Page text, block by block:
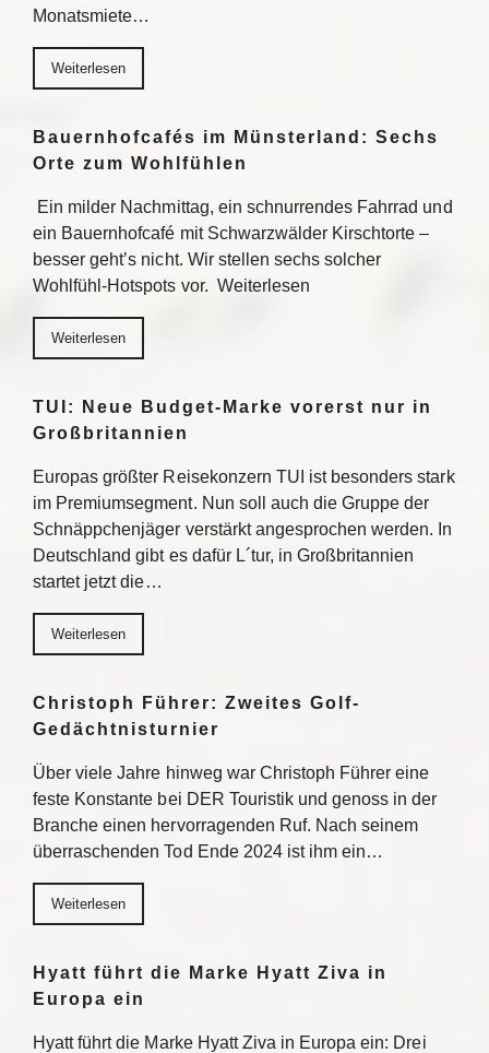
Monatsmiete…
Weiterlesen
Bauernhofcafés im Münsterland: Sechs
Orte zum Wohlfühlen
Ein milder Nachmittag, ein schnurrendes Fahrrad und
ein Bauernhofcafé mit Schwarzwälder Kirschtorte –
besser geht’s nicht. Wir stellen sechs solcher
Wohlfühl-Hotspots vor. Weiterlesen
Weiterlesen
TUI: Neue Budget-Marke vorerst nur in
Großbritannien
Europas größter Reisekonzern TUI ist besonders stark
im Premiumsegment. Nun soll auch die Gruppe der
Schnäppchenjäger verstärkt angesprochen werden. In
Deutschland gibt es dafür L´tur, in Großbritannien
startet jetzt die…
Weiterlesen
Christoph Führer: Zweites Golf-
Gedächtnisturnier
Über viele Jahre hinweg war Christoph Führer eine
feste Konstante bei DER Touristik und genoss in der
Branche einen hervorragenden Ruf. Nach seinem
überraschenden Tod Ende 2024 ist ihm ein…
Weiterlesen
Hyatt führt die Marke Hyatt Ziva in
Europa ein
Hyatt führt die Marke Hyatt Ziva in Europa ein: Drei